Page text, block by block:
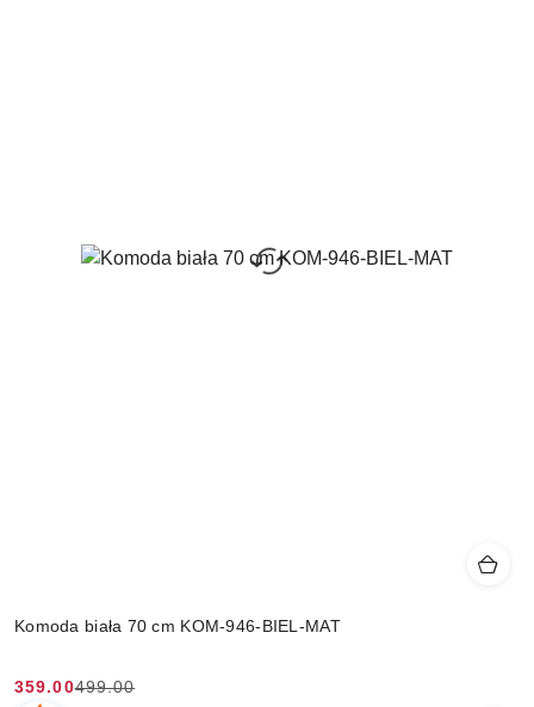
Komoda biała 70 cm KOM-946-BIEL-MAT
Cena
359.00
Cena
499.00